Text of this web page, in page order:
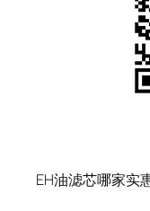
EH油滤芯哪家实